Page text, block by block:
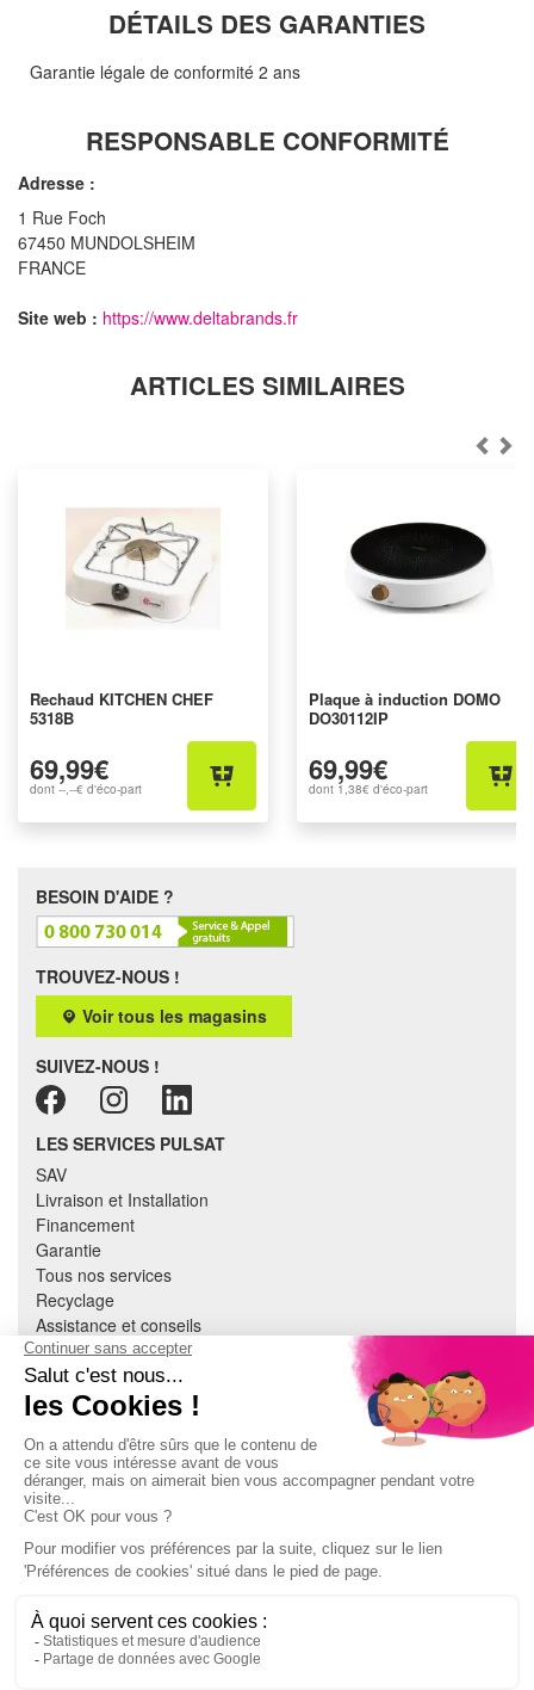
DÉTAILS DES GARANTIES
Garantie légale de conformité 2 ans
RESPONSABLE CONFORMITÉ
Adresse :
1 Rue Foch
67450 MUNDOLSHEIM
FRANCE
Site web : https://www.deltabrands.fr
ARTICLES SIMILAIRES
Rechaud KITCHEN CHEF
5318B
69,99€
dont --,--€ d'éco-part
Plaque à induction DOMO
DO30112IP
69,99€
dont 1,38€ d'éco-part
BESOIN D'AIDE ?
TROUVEZ-NOUS !
Voir tous les magasins
SUIVEZ-NOUS !
LES SERVICES PULSAT
SAV
Livraison et Installation
Financement
Garantie
Tous nos services
Recyclage
Assistance et conseils
Cuisine équipée
Literie
Nous contacter
À PROPOS
CGV
Mentions légales
Données personnelles
Devenir adhérent
EN SAVOIR PLUS
Indice de réparabilité
Accès extranet Pulsat